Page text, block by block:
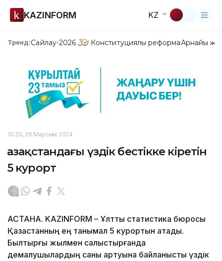
KAZINFORM KZ
Тренд:Сайлау-2026 Конституциялық реформаАрнайы
10:20, 26 Маусым 2024
Қазақстандағы үздік бестікке кіретін
5 курорт
АСТАНА. KAZINFORM – Ұлттық статистика бюросы
Қазақстанның ең танымал 5 курортын атады.
Былтырғы жылмен салыстырғанда
демалушылардың саны артуына байланысты үздік